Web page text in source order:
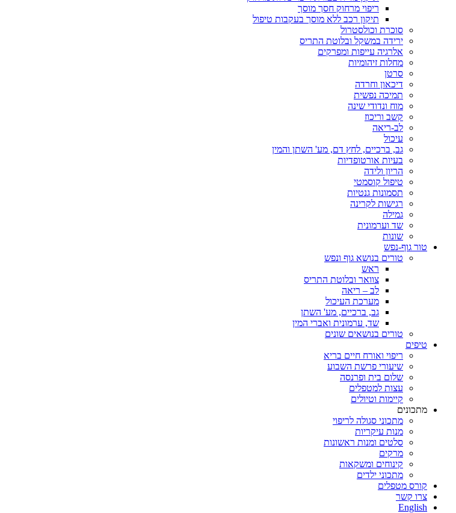
ריפוי מרחוק חסך מוסך
תיקון רכב ללא מוסך בעקבות טיפול
סוכרת וכולסטרול
ירידה במשקל ובלוטת התריס
אלרגיה עייפות ומפרקים
מחלות זיהומיות
סרטן
דיכאון וחרדה
תמיכה נפשית
מוח ונדודי שינה
קשב וריכוז
לב-ריאה
עיכול
גב, ברכיים, לחץ דם, מע' השתן והמין
בעיות אורטופדיות
הריון ולידה
טיפול קוסמטי
תסמונות גנטיות
רגישות לקרינה
גמילה
שד וערמונית
שונות
טור גוף-נפש
טורים בנושא גוף ונפש
ראש
צוואר ובלוטת התריס
לב – ריאה
מערכת העיכול
גב, ברכיים, מע' השתן
שד, ערמונית ואברי המין
טורים בנושאים שונים
טיפים
ריפוי ואורח חיים בריא
שיעורי פרשת השבוע
שלום בית ופרנסה
עצות למטפלים
קיימות וטיולים
מתכונים
מתכוני סגולה לריפוי
מנות עיקריות
סלטים ומנות ראשונות
מרקים
קינוחים ומשקאות
מתכוני ילדים
קורס מטפלים
צרו קשר
English